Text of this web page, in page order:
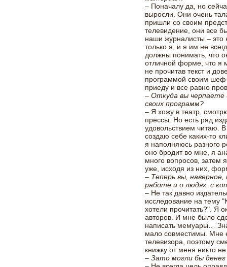
– Поначалу да, но
выросли. Они очень
пришли со своим
телевидение, они все
наши журналисты – это
только я, и я им не
должны понимать, что
отличной форме, что я
не прочитав текст и
программой своим
приеду и все равно
– Откуда вы
своих программ?
– Я хожу в театр,
прессы. Но есть ряд
удовольствием читаю.
создаю себе каких-то
я наполняюсь разного
оно бродит во мне, я
много вопросов, затем
уже, исходя из них,
– Теперь вы,
работе и о людях, с
– Не так давно
исследование на тему
хотели прочитать?". Я
авторов. И мне было
написать мемуары…
мало совместимы. Мне
телевизора, поэтому
книжку от меня никто
– Зато могли бы